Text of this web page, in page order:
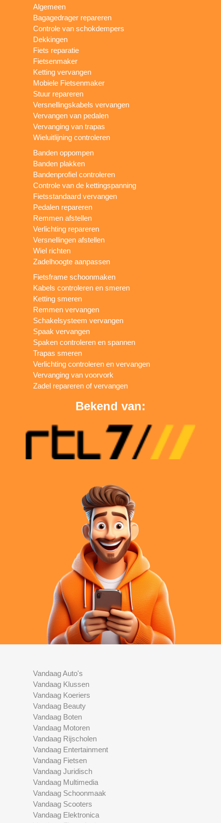
Algemeen
Bagagedrager repareren
Controle van schokdempers
Dekkingen
Fiets reparatie
Fietsenmaker
Ketting vervangen
Mobiele Fietsenmaker
Stuur repareren
Versnellingskabels vervangen
Vervangen van pedalen
Vervanging van trapas
Wieluitlijning controleren
Banden oppompen
Banden plakken
Bandenprofiel controleren
Controle van de kettingspanning
Fietsstandaard vervangen
Pedalen repareren
Remmen afstellen
Verlichting repareren
Versnellingen afstellen
Wiel richten
Zadelhoogte aanpassen
Fietsframe schoonmaken
Kabels controleren en smeren
Ketting smeren
Remmen vervangen
Schakelsysteem vervangen
Spaak vervangen
Spaken controleren en spannen
Trapas smeren
Verlichting controleren en vervangen
Vervanging van voorvork
Zadel repareren of vervangen
Bekend van:
Vandaag Auto's
Vandaag Klussen
Vandaag Koeriers
Vandaag Beauty
Vandaag Boten
Vandaag Motoren
Vandaag Rijscholen
Vandaag Entertainment
Vandaag Fietsen
Vandaag Juridisch
Vandaag Multimedia
Vandaag Schoonmaak
Vandaag Scooters
Vandaag Elektronica